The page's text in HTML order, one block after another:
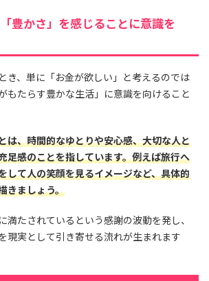
「豊かさ」を感じることに意識を
き、単に「お金が欲しい」と考えるのでは
もたらす豊かな生活」に意識を向けること
は、時間的なゆとりや安心感、大切な人と
足感のことを指しています。例えば旅行へ
して人の笑顔を見るイメージなど、具体的
きましょう。
満たされているという感謝の波動を発し、
現実として引き寄せる流れが生まれます